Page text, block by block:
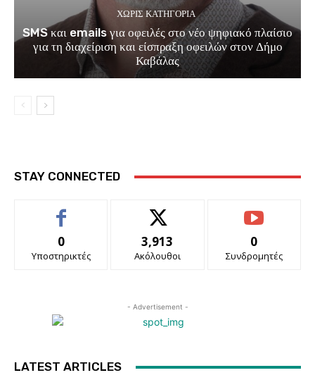
ΧΩΡΊΣ ΚΑΤΗΓΟΡΊΑ
SMS και emails για οφειλές στο νέο ψηφιακό πλαίσιο
για τη διαχείριση και είσπραξη οφειλών στον Δήμο
Καβάλας
STAY CONNECTED
0
Υποστηρικτές
3,913
Ακόλουθοι
0
Συνδρομητές
- Advertisement -
LATEST ARTICLES